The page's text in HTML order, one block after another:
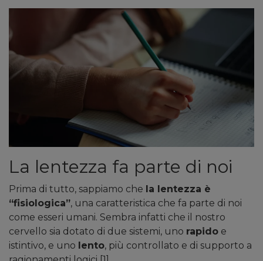
La lentezza fa parte di noi
Prima di tutto, sappiamo che la lentezza è
“fisiologica”, una caratteristica che fa parte di noi
come esseri umani. Sembra infatti che il nostro
cervello sia dotato di due sistemi, uno rapido e
istintivo, e uno lento, più controllato e di supporto a